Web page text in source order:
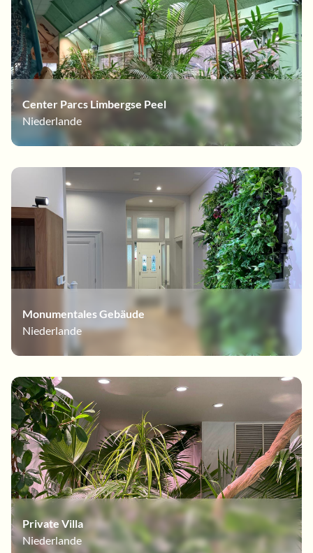
Center Parcs Limbergse Peel
Niederlande
Monumentales Gebäude
Niederlande
Private Villa
Niederlande